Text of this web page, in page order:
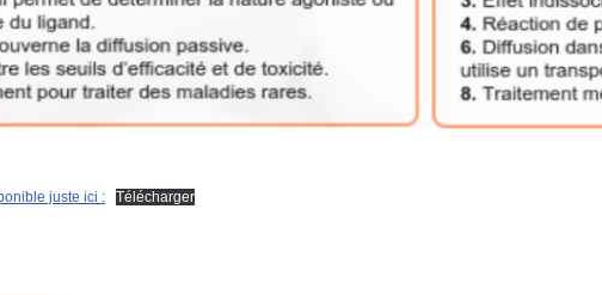
juste ici : Télécharger